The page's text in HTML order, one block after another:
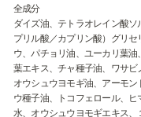
全成分
ダイズ油、テトラオレイン酸
プリル酸／カプリン酸）グリ
ウ、パチョリ油、ユーカリ葉
葉エキス、チャ種子油、ワサビ
オウシュウヨモギ油、アーモ
ウ種子油、トコフェロール、
水、オウシュウヨモギエキス